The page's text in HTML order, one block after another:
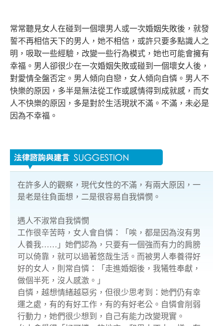
常常聽見女人在碰到一個壞男人或一次婚姻失敗後，就發
誓不再相信天下的男人，她不相信，或許只要多點識人之
明，吸取一些經驗，改變一些行為模式，她也可能會擁有
幸福。男人卻很少在一次婚姻失敗或碰到一個壞女人後，
對愛情全盤否定。男人傾向自戀，女人傾向自憐。男人不
快樂的原因，多半是無法從工作或感情得到成就感，而女
人不快樂的原因，多是對於生活現狀不滿。不滿，未必是
因為不幸福。
在許多人的觀察，現代女性的不滿，有兩大原因，一
是老是往負面想，二是很容易自我憐憫。
遇人不淑常自我憐憫
工作很辛苦時，女人會自憐：「唉，都是因為沒有男
人養我……」她們認為，只要有一個強而有力的肩膀
可以倚靠，就可以過著悠哉生活。而被男人奉養得好
好的女人，則常自憐：「走進婚姻後，我犧牲奉獻，
做個半死，沒人感激。」
自憐，越想情緒越惡劣，但很少思考到：她們仍有幸
運之處，有的有好工作，有的有好老公。自憐會削弱
行動力，她們很少想到，自己有能力改變現實。